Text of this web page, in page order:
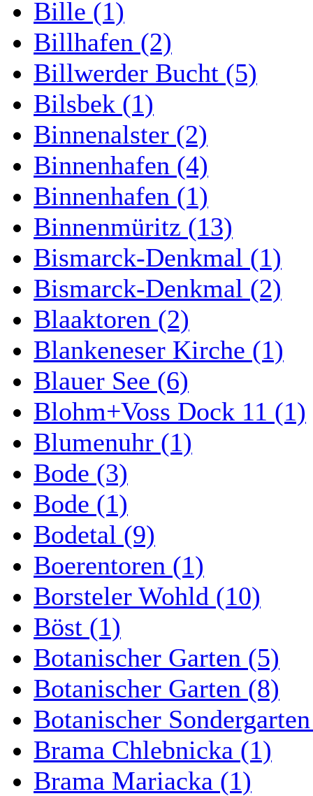
Bille (1)
Billhafen (2)
Billwerder Bucht (5)
Bilsbek (1)
Binnenalster (2)
Binnenhafen (4)
Binnenhafen (1)
Binnenmüritz (13)
Bismarck-Denkmal (1)
Bismarck-Denkmal (2)
Blaaktoren (2)
Blankeneser Kirche (1)
Blauer See (6)
Blohm+Voss Dock 11 (1)
Blumenuhr (1)
Bode (3)
Bode (1)
Bodetal (9)
Boerentoren (1)
Borsteler Wohld (10)
Böst (1)
Botanischer Garten (5)
Botanischer Garten (8)
Botanischer
Brama Chlebnicka (1)
Brama Mariacka (1)